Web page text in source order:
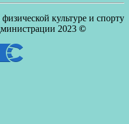
культуре и спорту
2023 ©